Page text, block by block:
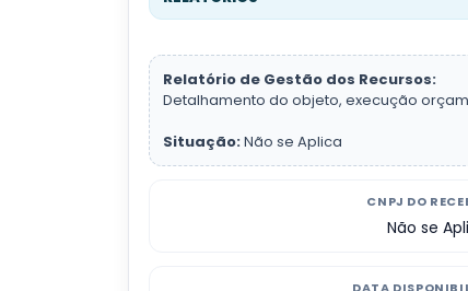
Relatório de Gestão dos Recursos:
Detalhamento do objeto, execução
Situação:Não se Aplica
CNPJ DO
Não se